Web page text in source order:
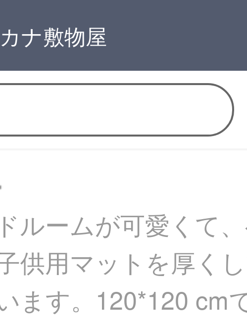
ナ敷物屋
ルームが可愛くて
供用マットを厚く
す。120*120 cmで